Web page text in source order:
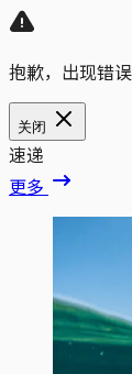
抱歉，出现错
关闭
速递
更多